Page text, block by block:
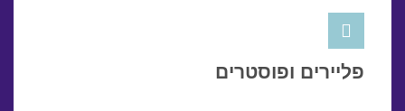
פליירים ופוסטרים